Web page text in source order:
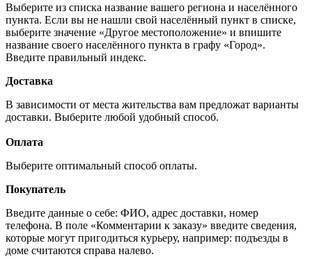
Выберите из списка название вашего региона и населённого
пункта. Если вы не нашли свой населённый пункт в списке,
выберите значение «Другое местоположение» и впишите
название своего населённого пункта в графу «Город».
Введите правильный индекс.
Доставка
В зависимости от места жительства вам предложат варианты
доставки. Выберите любой удобный способ.
Оплата
Выберите оптимальный способ оплаты.
Покупатель
Введите данные о себе: ФИО, адрес доставки, номер
телефона. В поле «Комментарии к заказу» введите сведения,
которые могут пригодиться курьеру, например: подъезды в
доме считаются справа налево.